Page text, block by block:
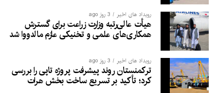
رویداد های اخیر 3 روز ago
هیأت عالی‌رتبه وزارت زراعت برای گسترش
همکاری‌های علمی و تخنیکی عازم مالدووا شد
رویداد های اخیر 3 روز ago
ترکمنستان روند پیشرفت پروژه تاپی را بررسی
کرد؛ تأکید بر تسریع ساخت بخش هرات